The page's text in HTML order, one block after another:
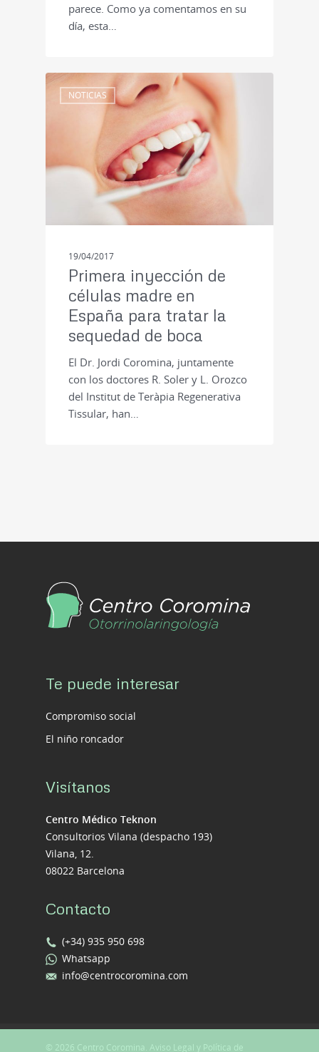
parece. Como ya comentamos en su
día, esta…
NOTICIAS
19/04/2017
Primera inyección de
células madre en
España para tratar la
sequedad de boca
El Dr. Jordi Coromina, juntamente
con los doctores R. Soler y L. Orozco
del Institut de Teràpia Regenerativa
Tissular, han…
Te puede interesar
Compromiso social
El niño roncador
Visítanos
Centro Médico Teknon
Consultorios Vilana (despacho 193)
Vilana, 12.
08022 Barcelona
Contacto
(+34) 935 950 698
Whatsapp
info@centrocoromina.com
© 2026 Centro Coromina. Aviso Legal y Política de